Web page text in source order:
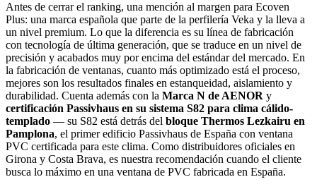
Antes de cerrar el ranking, una mención al margen para Ecoven
Plus: una marca española que parte de la perfilería Veka y la lleva a
un nivel premium. Lo que la diferencia es su línea de fabricación
con tecnología de última generación, que se traduce en un nivel de
precisión y acabados muy por encima del estándar del mercado. En
la fabricación de ventanas, cuanto más optimizado está el proceso,
mejores son los resultados finales en estanqueidad, aislamiento y
durabilidad. Cuenta además con la Marca N de AENOR y
certificación Passivhaus en su sistema S82 para clima cálido-
templado — su S82 está detrás del bloque Thermos Lezkairu en
Pamplona, el primer edificio Passivhaus de España con ventana
PVC certificada para este clima. Como distribuidores oficiales en
Girona y Costa Brava, es nuestra recomendación cuando el cliente
busca lo máximo en una ventana de PVC fabricada en España.